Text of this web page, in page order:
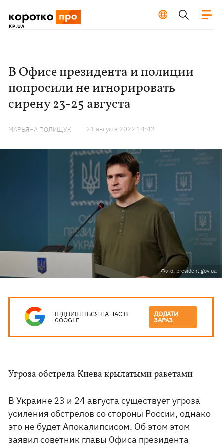
В Офисе президента и полиции
попросили не игнорировать
сирену 23-25 ​​августа
МАРЬЯНА ПОЛИЩУК 21 августа 2022 14:42
Фото: president.gov.ua
ПІДПИШІТЬСЯ НА НАС В
GOOGLE
ДОДАТИ
ЗАРАЗ
Угроза обстрела Киева крылатыми ракетами
В Украине 23 и 24 августа существует угроза
усиления обстрелов со стороны России, однако
это не будет Апокалипсисом. Об этом этом
заявил советник главы Офиса президента